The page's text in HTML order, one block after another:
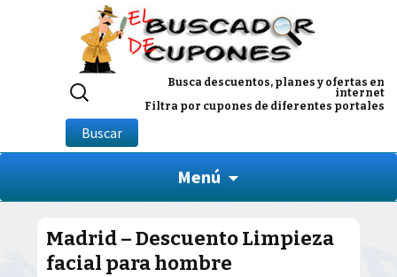
Busca descuentos, planes y ofertas en
internet
Filtra por cupones de diferentes portales
Buscar
por:
Buscar
Menú
Madrid – Descuento Limpieza
facial para hombre